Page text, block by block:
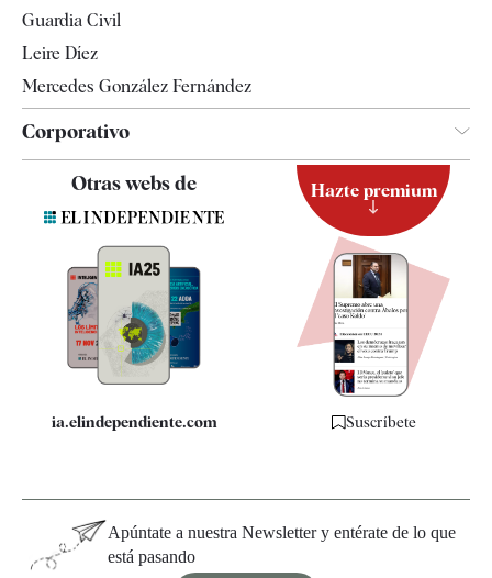
Guardia Civil
Leire Díez
Mercedes González Fernández
Corporativo
Quiénes somos
Especificaciones
Otras webs de
ia.elindependiente.com
Hazte premium
Suscríbete
Apúntate a nuestra Newsletter y entérate de lo que
está pasando